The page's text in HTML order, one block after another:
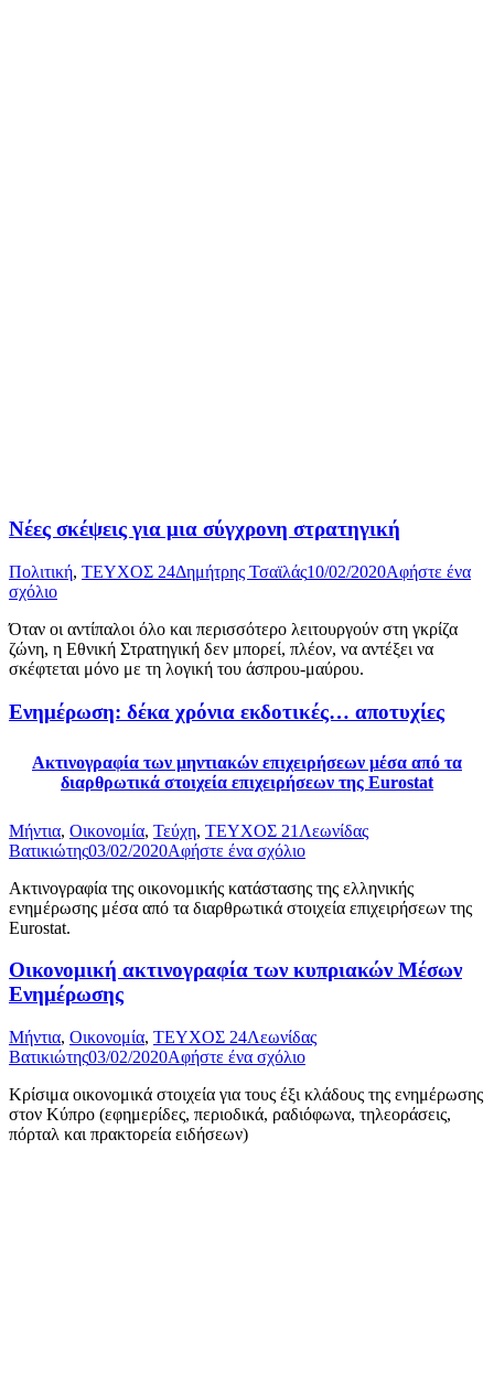
Νέες σκέψεις για μια σύγχρονη στρατηγική
Πολιτική, ΤΕΥΧΟΣ 24Δημήτρης Τσαϊλάς10/02/2020Αφήστε ένα
σχόλιο
Όταν οι αντίπαλοι όλο και περισσότερο λειτουργούν στη γκρίζα
ζώνη, η Εθνική Στρατηγική δεν μπορεί, πλέον, να αντέξει να
σκέφτεται μόνο με τη λογική του άσπρου-μαύρου.
Ενημέρωση: δέκα χρόνια εκδοτικές… αποτυχίες
Ακτινογραφία των μηντιακών επιχειρήσεων μέσα από τα
διαρθρωτικά στοιχεία επιχειρήσεων της Eurostat
Μήντια, Οικονομία, Τεύχη, ΤΕΥΧΟΣ 21 Λεωνίδας
Βατικιώτης03/02/2020Αφήστε ένα σχόλιο
Ακτινογραφία της οικονομικής κατάστασης της ελληνικής
ενημέρωσης μέσα από τα διαρθρωτικά στοιχεία επιχειρήσεων της
Eurostat.
Οικονομική ακτινογραφία των κυπριακών Μέσων
Ενημέρωσης
Μήντια, Οικονομία, ΤΕΥΧΟΣ 24Λεωνίδας
Βατικιώτης03/02/2020Αφήστε ένα σχόλιο
Κρίσιμα οικονομικά στοιχεία για τους έξι κλάδους της ενημέρωσης
στον Κύπρο (εφημερίδες, περιοδικά, ραδιόφωνα, τηλεοράσεις,
πόρταλ και πρακτορεία ειδήσεων)